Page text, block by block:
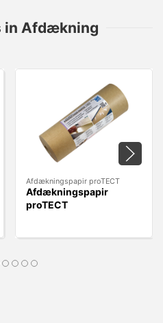
in Afdækning
Afdækningspapir proTECT
Afdækningspapir
proTECT